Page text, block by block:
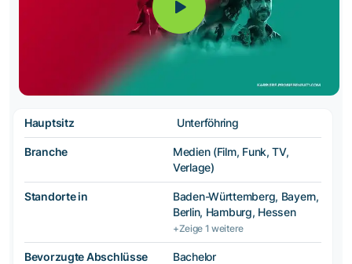
Hauptsitz Unterföhring
Branche
Medien (Film, Funk, TV,
Verlage)
Standorte in
Baden-Württemberg, Bayern,
Berlin, Hamburg, Hessen
+Zeige 1 weitere
Bevorzugte Abschlüsse Bachelor